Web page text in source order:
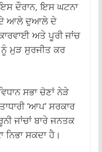
ਦੌਰਾਨ, ਇਸ ਘਟਨਾ
ਦੇ ਆਲੇ ਦੁਆਲੇ ਦੇ
ਅਤੇ ਪੂਰੀ ਜਾਂਚ
ਨੂੰ ਮੁੜ ਸੁਰਜੀਤ ਕਰ
ਸਭਾ ਚੋਣਾਂ ਨੇੜੇ
‘ਆਪ’ ਸਰਕਾਰ
ਜਾਂਚਾਂ ਬਾਰੇ ਜਨਤਕ
ਸਕਦਾ ਹੈ।